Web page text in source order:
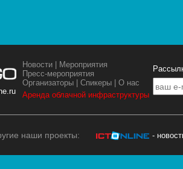
Новости
Мероприятия
Пресс-мероприятия
Организаторы |Спикеры |О нас
Аренда облачной инфраструктуры
наши проекты: -